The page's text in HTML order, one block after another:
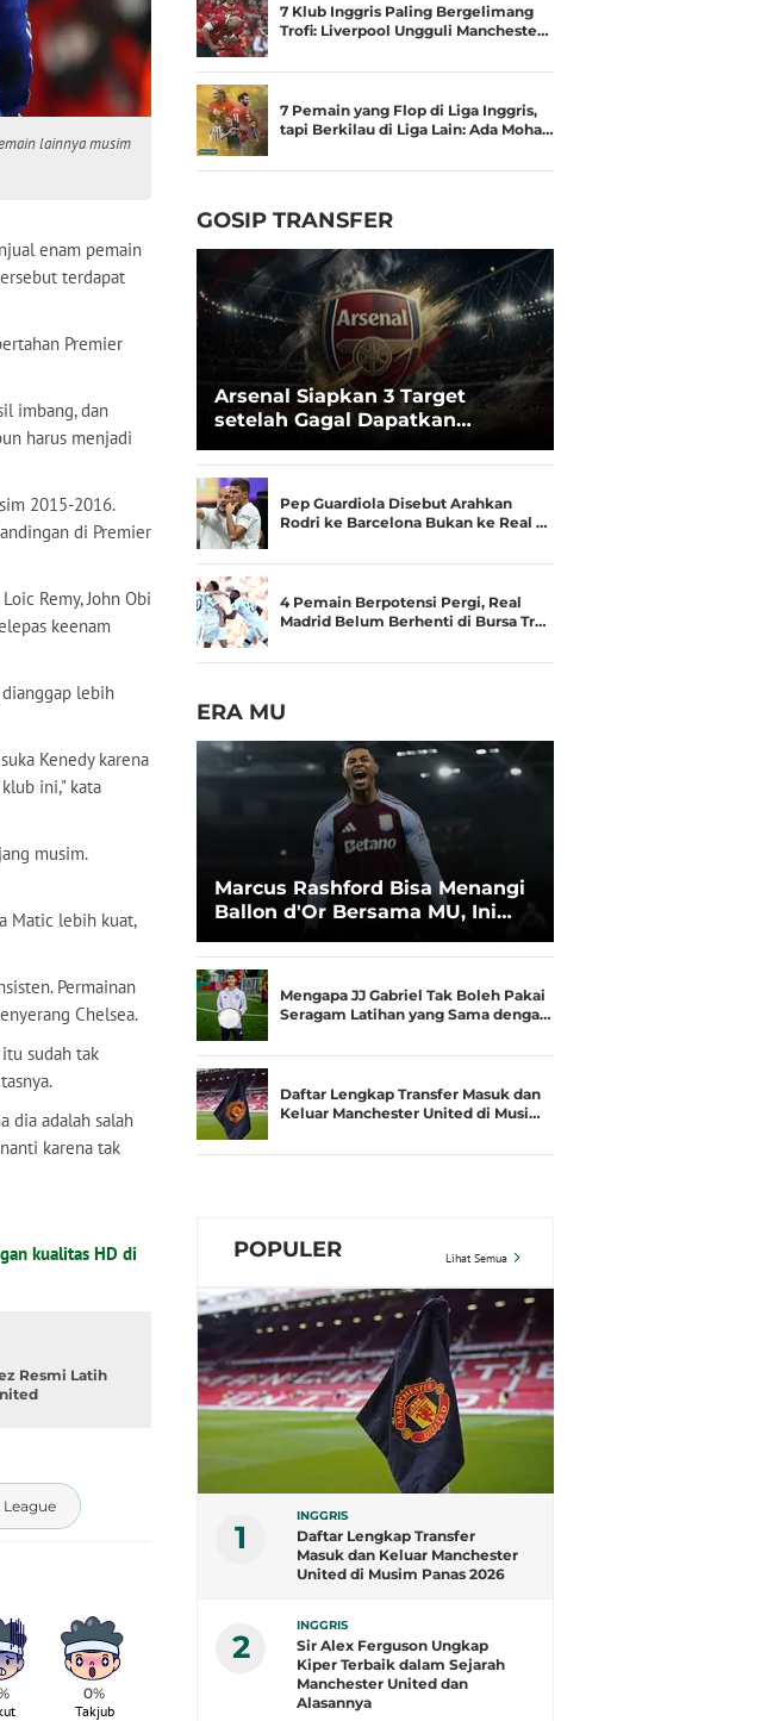
lainnya musim
enam pemain
terdapat
Premier
imbang, dan
harus menjadi
2015-2016.
di Premier
Remy, John Obi
keenam
lebih
Kenedy karena
ini," kata
musim.
Matic lebih kuat,
Permainan
Chelsea.
sudah tak
dia adalah salah
karena tak
kualitas HD di
Resmi Latih
0%
Takjub
7 Klub Inggris Paling Bergelimang
Trofi: Liverpool Ungguli Mancheste…
7 Pemain yang Flop di Liga Inggris,
tapi Berkilau di Liga Lain: Ada Moha…
GOSIP TRANSFER
Arsenal Siapkan 3 Target
setelah Gagal Dapatkan
Jadi Opsi
Pep Guardiola Disebut Arahkan
Rodri ke Barcelona Bukan ke Real …
4 Pemain Berpotensi Pergi, Real
Madrid Belum Berhenti di Bursa Tr…
ERA MU
Marcus Rashford Bisa Menangi
Ballon d'Or Bersama MU, Ini
Mengapa JJ Gabriel Tak Boleh Pakai
Seragam Latihan yang Sama denga…
Daftar Lengkap Transfer Masuk dan
Keluar Manchester United di Musi…
POPULER Lihat Semua
1
INGGRIS
Daftar Lengkap Transfer
Masuk dan Keluar Manchester
United di Musim Panas 2026
2
INGGRIS
Sir Alex Ferguson Ungkap
Kiper Terbaik dalam Sejarah
Manchester United dan
Alasannya